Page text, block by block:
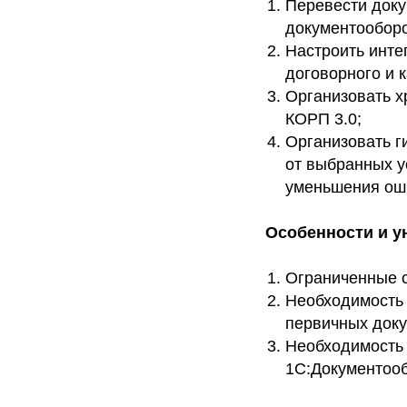
Перевести
Настроить
договорного и
Организовать
КОРП 3.0;
Организовать
от выбранных
уменьшения
Особенности и
Ограниченные
первичных